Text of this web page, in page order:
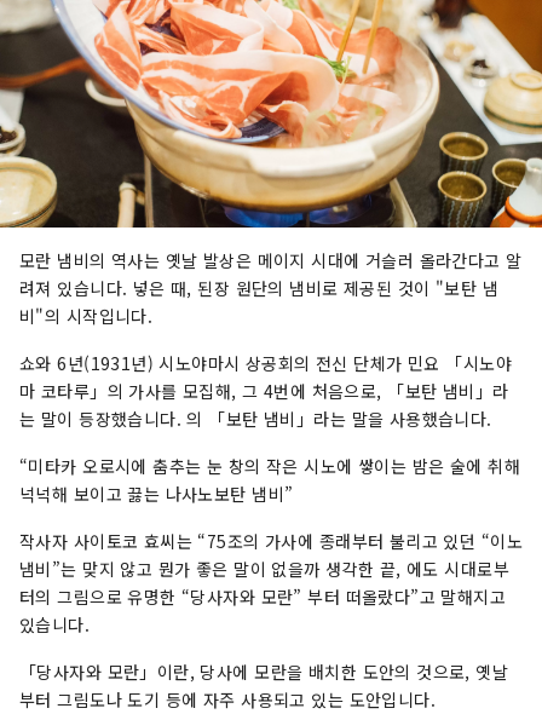
모란 냄비의 역사는 옛날 발상은 메이지 시대에 거슬러 올라간다고 알
려져 있습니다. 넣은 때, 된장 원단의 냄비로 제공된 것이 "보탄 냄
비"의 시작입니다.
쇼와 6년(1931년) 시노야마시 상공회의 전신 단체가 민요 「시노야
마 코타루」의 가사를 모집해, 그 4번에 처음으로, 「보탄 냄비」라
는 말이 등장했습니다. 의 「보탄 냄비」라는 말을 사용했습니다.
“미타카 오로시에 춤추는 눈 창의 작은 시노에 쌓이는 밤은 술에 취해
넉넉해 보이고 끓는 나사노보탄 냄비”
작사자 사이토코 효씨는 “75조의 가사에 종래부터 불리고 있던 “이노
냄비”는 맞지 않고 뭔가 좋은 말이 없을까 생각한 끝, 에도 시대로부
터의 그림으로 유명한 “당사자와 모란” 부터 떠올랐다”고 말해지고
있습니다.
「당사자와 모란」이란, 당사에 모란을 배치한 도안의 것으로, 옛날
부터 그림도나 도기 등에 자주 사용되고 있는 도안입니다.